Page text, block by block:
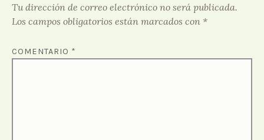
Tu dirección de correo electrónico no será publicada.
Los campos obligatorios están marcados con *
COMENTARIO *